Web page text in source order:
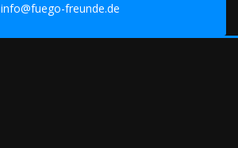
info@fuego-freunde.de